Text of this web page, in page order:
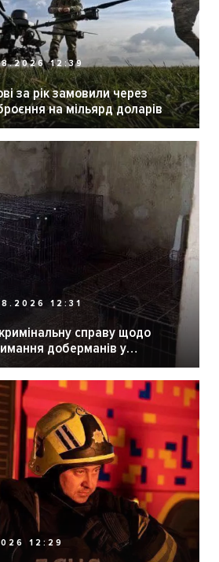
12:39
за рік замовили через
на мільярд доларів
12:31
справу щодо
доберманів у
12:29